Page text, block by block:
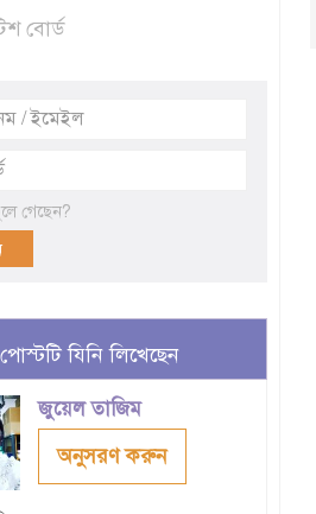
বোর্ড
গেছেন?
পোস্টটি যিনি লিখেছেন
জুয়েল তাজিম
অনুসরণ করুন